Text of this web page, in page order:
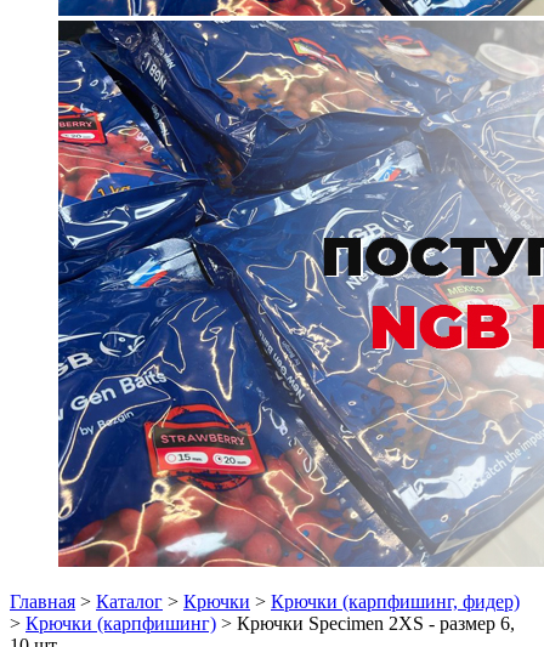
Главная > Каталог > Крючки > Крючки (карпфишинг, фидер)
> Крючки (карпфишинг) > Крючки Specimen 2XS - размер 6,